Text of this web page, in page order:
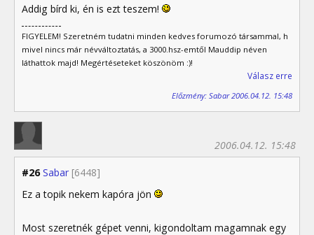
Addig bírd ki, én is ezt teszem!
FIGYELEM! Szeretném tudatni minden kedves forumozó társammal, h
mivel nincs már névváltoztatás, a 3000.hsz-emtől Mauddip néven
láthattok majd! Megértéseteket köszönöm :)!
Válasz erre
Előzmény: Sabar 2006.04.12. 15:48
#26 Sabar [6448]
2006.04.12. 15:48
Ez a topik nekem kapóra jön
Most szeretnék gépet venni, kigondoltam magamnak egy